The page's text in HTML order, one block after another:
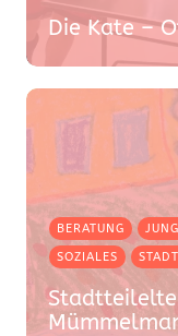
Die Kate –
BERATUNG
SOZIALES